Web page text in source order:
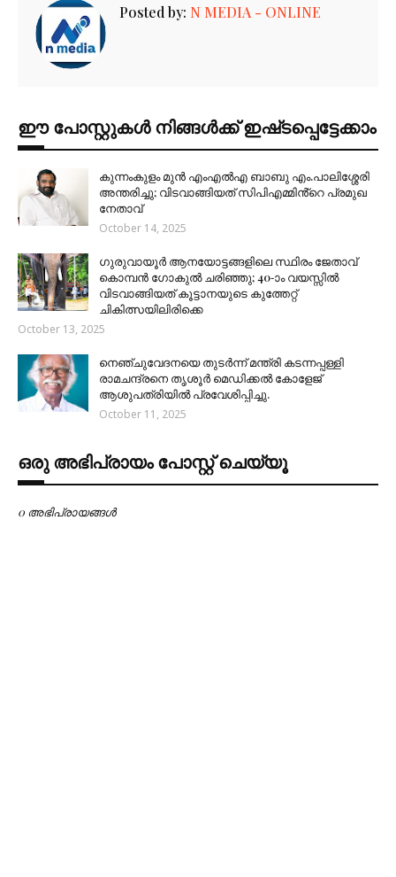
Posted by: N MEDIA - ONLINE
ഈ പോസ്റ്റുകൾ നിങ്ങൾക്ക് ഇഷ്‌‌ടപ്പെട്ടേക്കാം
കുന്നംകുളം മുൻ എംഎൽഎ ബാബു എം.പാലിശ്ശേരി
അന്തരിച്ചു; വിടവാങ്ങിയത് സിപിഎമ്മിൻ്റെ പ്രമുഖ
നേതാവ്
October 14, 2025
ഗുരുവായൂർ ആനയോട്ടങ്ങളിലെ സ്ഥിരം ജേതാവ്
കൊമ്പൻ ഗോകുൽ ചരിഞ്ഞു; 40-ാം വയസ്സിൽ
വിടവാങ്ങിയത് കൂട്ടാനയുടെ കുത്തേറ്റ്
ചികിത്സയിലിരിക്കെ
October 13, 2025
നെഞ്ചുവേദനയെ തുടർന്ന് മന്ത്രി കടന്നപ്പള്ളി
രാമചന്ദ്രനെ തൃശൂർ മെഡിക്കൽ കോളേജ്
ആശുപത്രിയിൽ പ്രവേശിപ്പിച്ചു.
October 11, 2025
ഒരു അഭിപ്രായം പോസ്റ്റ് ചെയ്യൂ
0 അഭിപ്രായങ്ങള്‍